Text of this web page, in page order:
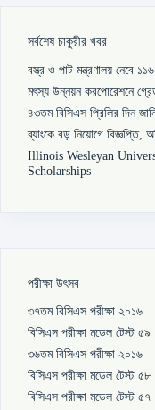
সর্বশেষ চাকুরীর খবর
বস্ত্র ও পাট মন্ত্রণালয় নেবে
মৎস্য উন্নয়ন করপোরেশনে
৪৩তম বিসিএস প্রিলির দিন
ব্যাংকে বড় নিয়োগে বিজ্ঞপ্তি,
Illinois Wesleyan
Scholarships
পরীক্ষা উৎসব
৩৭তম বিসিএস পরীক্ষা ২০১৬
বিসিএস পরীক্ষা মডেল টেস্ট ৫৯
৩৬তম বিসিএস পরীক্ষা ২০১৬
বিসিএস পরীক্ষা মডেল টেস্ট ৫৮
বিসিএস পরীক্ষা মডেল টেস্ট ৫৭